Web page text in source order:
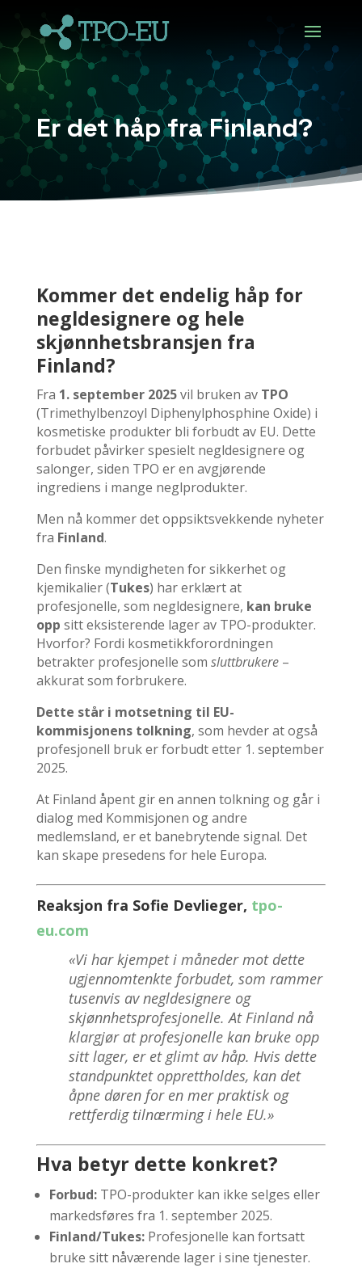
Er det håp fra Finland?
Kommer det endelig håp for
negldesignere og hele
skjønnhetsbransjen fra
Finland?
Fra 1. september 2025vil bruken av TPO
(Trimethylbenzoyl Diphenylphosphine Oxide) i
kosmetiske produkter bli forbudt av EU. Dette
forbudet påvirker spesielt negldesignere og
salonger, siden TPO er en avgjørende
ingrediens i mange neglprodukter.
Men nå kommer det oppsiktsvekkende nyheter
fra Finland.
Den finske myndigheten for sikkerhet og
kjemikalier (Tukes) har erklært at
profesjonelle, som negldesignere, kan bruke
opp sitt eksisterende lager av TPO-produkter.
Hvorfor? Fordi kosmetikkforordningen
betrakter profesjonelle som sluttbrukere–
akkurat som forbrukere.
Dette står i motsetning til EU-
kommisjonens tolkning, som hevder at også
profesjonell bruk er forbudt etter 1. september
2025.
At Finland åpent gir en annen tolkning og går i
dialog med Kommisjonen og andre
medlemsland, er et banebrytende signal. Det
kan skape presedens for hele Europa.
Reaksjon fra Sofie Devlieger, tpo-
eu.com
«Vi har kjempet i måneder mot dette
ugjennomtenkte forbudet, som rammer
tusenvis av negldesignere og
skjønnhetsprofesjonelle. At Finland nå
klargjør at profesjonelle kan bruke opp
sitt lager, er et glimt av håp. Hvis dette
standpunktet opprettholdes, kan det
åpne døren for en mer praktisk og
rettferdig tilnærming i hele EU.»
Hva betyr dette konkret?
Forbud:TPO-produkter kan ikke selges eller
markedsføres fra 1. september 2025.
Finland/Tukes:Profesjonelle kan fortsatt
bruke sitt nåværende lager i sine tjenester.